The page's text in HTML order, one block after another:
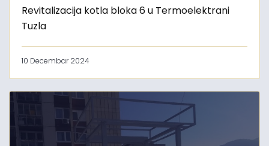
Revitalizacija kotla bloka 6 u Termoelektrani
Tuzla
10 Decembar 2024